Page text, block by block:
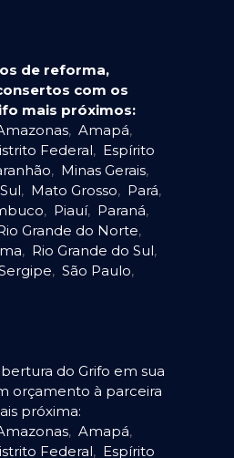
de reforma,
com os
mais próximos:
, Amapá,
Federal, Espírito
, Minas Gerais,
, Mato Grosso, Pará,
, Piauí, Paraná,
Grande do Norte,
, Rio Grande do Sul,
, São Paulo,
do Grifo em sua
orçamento à parceira
próxima:
, Amapá,
Federal, Espírito